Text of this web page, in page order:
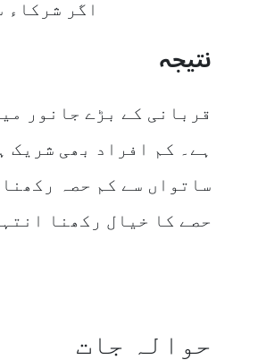
اگر شرکاء
نتیجہ
قربانی کے بڑے جانور
ہے۔ کم افراد بھی شریک
ساتواں سے کم حصہ
حصے کا خیال رکھنا
حوالہ جات